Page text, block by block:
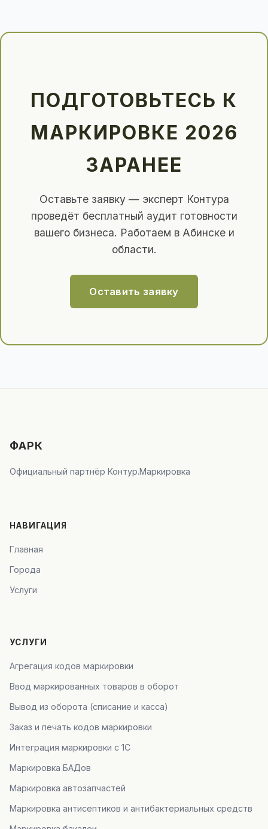
ПОДГОТОВЬТЕСЬ К
МАРКИРОВКЕ 2026
ЗАРАНЕЕ
Оставьте заявку — эксперт Контура
проведёт бесплатный аудит готовности
вашего бизнеса. Работаем в Абинске и
области.
Оставить заявку
ФАРК
Официальный партнёр Контур.Маркировка
НАВИГАЦИЯ
Главная
Города
Услуги
УСЛУГИ
Агрегация кодов маркировки
Ввод маркированных товаров в оборот
Вывод из оборота (списание и касса)
Заказ и печать кодов маркировки
Интеграция маркировки с 1С
Маркировка БАДов
Маркировка автозапчастей
Маркировка антисептиков и антибактериальных средств